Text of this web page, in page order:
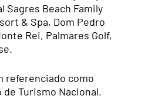
Sagres Beach Family
& Spa, Dom Pedro
Rei, Palmares Golf,
referenciado como
de Turismo Nacional.